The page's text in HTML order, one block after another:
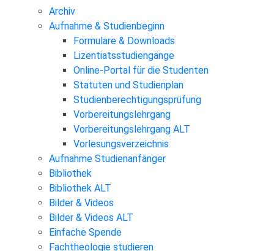
Archiv
Aufnahme & Studienbeginn
Formulare & Downloads
Lizentiatsstudiengänge
Online-Portal für die Studenten
Statuten und Studienplan
Studienberechtigungsprüfung
Vorbereitungslehrgang
Vorbereitungslehrgang ALT
Vorlesungsverzeichnis
Aufnahme Studienanfänger
Bibliothek
Bibliothek ALT
Bilder & Videos
Bilder & Videos ALT
Einfache Spende
Fachtheologie studieren